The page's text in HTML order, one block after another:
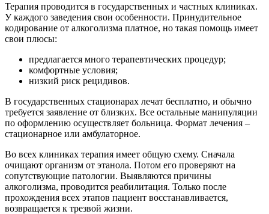
Терапия проводится в государственных и частных клиниках.
У каждого заведения свои особенности. Принудительное
кодирование от алкоголизма платное, но такая помощь имеет
свои плюсы:
предлагается много терапевтических процедур;
комфортные условия;
низкий риск рецидивов.
В государственных стационарах лечат бесплатно, и обычно
требуется заявление от близких. Все остальные манипуляции
по оформлению осуществляет больница. Формат лечения –
стационарное или амбулаторное.
Во всех клиниках терапия имеет общую схему. Сначала
очищают организм от этанола. Потом его проверяют на
сопутствующие патологии. Выявляются причины
алкоголизма, проводится реабилитация. Только после
прохождения всех этапов пациент восстанавливается,
возвращается к трезвой жизни.